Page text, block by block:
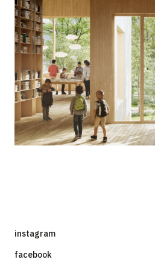
instagram
facebook